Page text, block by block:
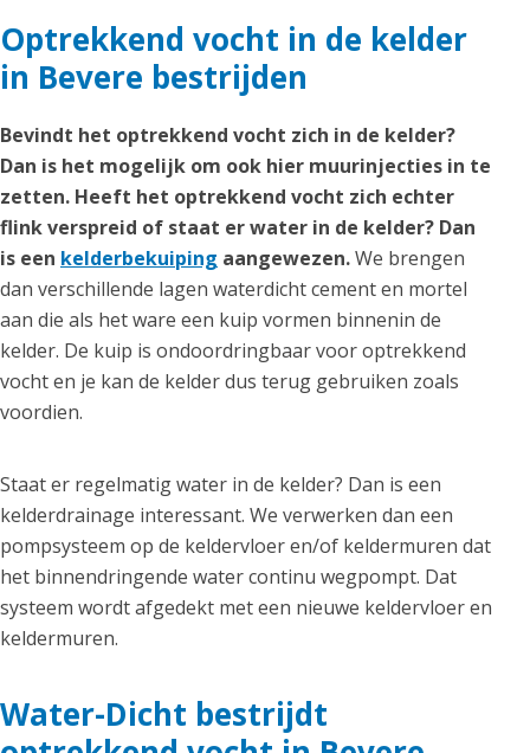
Optrekkend vocht in de kelder
in Bevere bestrijden
Bevindt het optrekkend vocht zich in de kelder?
Dan is het mogelijk om ook hier muurinjecties in te
zetten. Heeft het optrekkend vocht zich echter
flink verspreid of staat er water in de kelder? Dan
is een kelderbekuiping aangewezen.We brengen
dan verschillende lagen waterdicht cement en mortel
aan die als het ware een kuip vormen binnenin de
kelder. De kuip is ondoordringbaar voor optrekkend
vocht en je kan de kelder dus terug gebruiken zoals
voordien.
Staat er regelmatig water in de kelder? Dan is een
kelderdrainage interessant. We verwerken dan een
pompsysteem op de keldervloer en/of keldermuren dat
het binnendringende water continu wegpompt. Dat
systeem wordt afgedekt met een nieuwe keldervloer en
keldermuren.
Water-Dicht bestrijdt